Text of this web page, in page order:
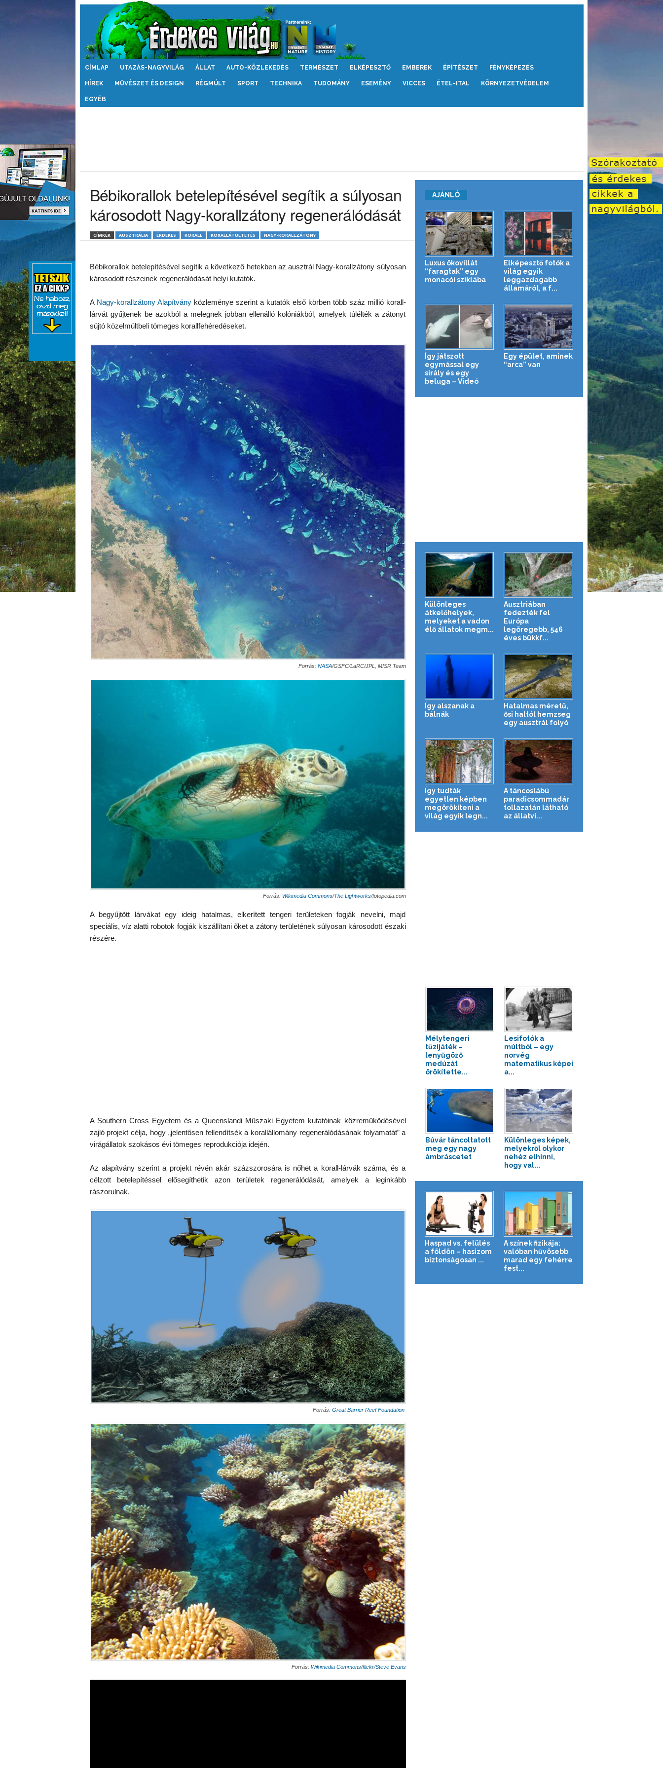
Érdekes
CÍMLAP UTAZÁS-NAGYVILÁG ÁLLAT AUTÓ-KÖZLEKEDÉS TERMÉSZET ELKÉPESZTŐ EMBEREK ÉPÍTÉSZET FÉNYKÉPEZÉS
HÍREK MŰVÉSZET ÉS DESIGN RÉGMÚLT SPORT TECHNIKA TUDOMÁNY ESEMÉNY VICCES ÉTEL-ITAL KÖRNYEZETVÉDELEM
EGYÉB
Bébikorallok betelepítésével segítik a súlyosan
károsodott Nagy-korallzátony regenerálódását
CÍMKÉK AUSZTRÁLIA ÉRDEKES KORALL KORALLÁTÜLTETÉS NAGY-KORALLZÁTONY
Bébikorallok betelepítésével segítik a következő hetekben az ausztrál Nagy-korallzátony súlyosan
károsodott részeinek regenerálódását helyi kutatók.
A Nagy-korallzátony Alapítványközleménye szerint a kutatók első körben több száz millió korall-
lárvát gyűjtenek be azokból a melegnek jobban ellenálló kolóniákból, amelyek túlélték a zátonyt
sújtó közelmúltbeli tömeges korallfehéredéseket.
Forrás: NASA/GSFC/LaRC/JPL, MISR Team
Forrás: Wikimedia Commons/The Lightworks/fotopedia.com
A begyűjtött lárvákat egy ideig hatalmas, elkerített tengeri területeken fogják nevelni, majd
speciális, víz alatti robotok fogják kiszállítani őket a zátony területének súlyosan károsodott északi
részére.
A Southern Cross Egyetem és a Queenslandi Műszaki Egyetem kutatóinak közreműködésével
zajló projekt célja, hogy „jelentősen fellendítsék a korallállomány regenerálódásának folyamatát” a
virágállatok szokásos évi tömeges reprodukciója idején.
Az alapítvány szerint a projekt révén akár százszorosára is nőhet a korall-lárvák száma, és a
célzott betelepítéssel elősegíthetik azon területek regenerálódását, amelyek a leginkább
rászorulnak.
Forrás: Great Barrier Reef Foundation
Forrás: Wikimedia Commons/flickr/Steve Evans
AJÁNLÓ
Luxus ökovillát
“faragtak” egy
monacói sziklába
Elképesztő fotók a
világ egyik
leggazdagabb
államáról, a f...
Így játszott
egymással egy
sirály és egy
beluga – Videó
Egy épület, aminek
“arca” van
Különleges
átkelőhelyek,
melyeket a vadon
élő állatok megm...
Ausztriában
fedezték fel
Európa
legöregebb, 546
éves bükkf...
Így alszanak a
bálnák
Hatalmas méretű,
ősi haltól hemzseg
egy ausztrál folyó
Így tudták
egyetlen képben
megörökíteni a
világ egyik legn...
A táncoslábú
paradicsommadár
tollazatán látható
az állatvi...
Mélytengeri
tűzijáték –
lenyűgöző
medúzát
örökítette...
Lesifotók a
múltból – egy
norvég
matematikus képei
a...
Búvár táncoltatott
meg egy nagy
ámbráscetet
Különleges képek,
melyekről olykor
nehéz elhinni,
hogy val...
Haspad vs. felülés
a földön – hasizom
biztonságosan ...
A színek fizikája:
valóban hűvösebb
marad egy fehérre
fest...